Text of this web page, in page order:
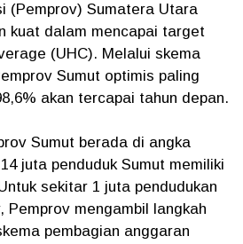
(Pemprov) Sumatera Utara
kuat dalam mencapai target
(UHC). Melalui skema
Sumut optimis paling
akan tercapai tahun depan.
Sumut berada di angka
juta penduduk Sumut memiliki
sekitar 1 juta pendudukan
Pemprov mengambil langkah
pembagian anggaran